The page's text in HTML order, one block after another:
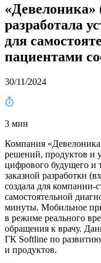
разработала
для
пациентами
30/11/2024
3 мин
Компания
решений, продуктов и
цифрового будущего и
заказной разработки
создала для компании-
самостоятельной
минуты. Мобильное
в режиме реального
обращения к врачу.
ГК Softline по развитию
и продуктов.